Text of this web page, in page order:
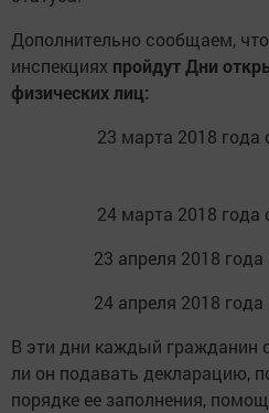
Дополнительно сообщаем,
инспекциях пройдут Дни
физических лиц:
23 марта 2018 года
24 марта 2018 года
23 апреля 2018
24 апреля 2018
В эти дни каждый гражданин
ли он подавать декларацию,
порядке ее заполнения,